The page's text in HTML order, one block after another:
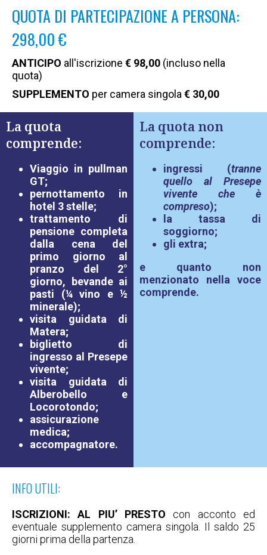
QUOTA DI PARTECIPAZIONE A PERSONA:
298,00 €
ANTICIPO all'iscrizione € 98,00 (incluso nella
quota)
SUPPLEMENTO per camera singola€ 30,00
La quota
comprende:
Viaggio in pullman
GT;
pernottamento in
hotel 3 stelle;
trattamento di
pensione completa
dalla cena del
primo giorno al
pranzo del 2°
giorno, bevande ai
pasti (¼ vino e ½
minerale);
visita guidata di
Matera;
biglietto di
ingresso al Presepe
vivente;
visita guidata di
Alberobello e
Locorotondo;
assicurazione
medica;
accompagnatore.
La quota non
comprende:
ingressi (tranne
quello al Presepe
vivente che è
compreso);
la tassa di
soggiorno;
gli extra;
e quanto non
menzionato nella voce
comprende.
INFO UTILI:
ISCRIZIONI: AL PIU’ PRESTO con acconto ed
eventuale supplemento camera singola. Il saldo 25
giorni prima della partenza.